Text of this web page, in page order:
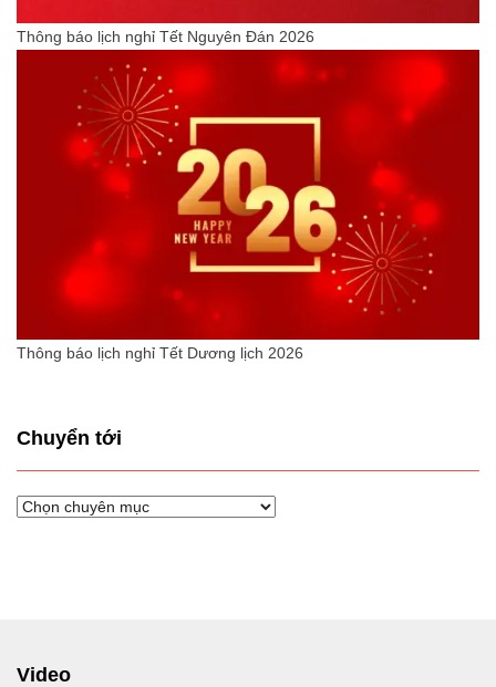
Thông báo lịch nghỉ Tết Nguyên Đán 2026
Thông báo lịch nghỉ Tết Dương lịch 2026
Chuyển tới
Chuyển
Video